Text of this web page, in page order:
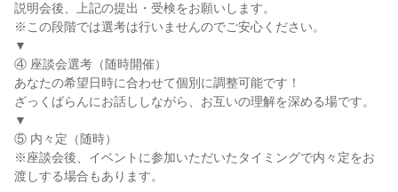
説明会後、上記の提出・受検をお願いします。
※この段階では選考は行いませんのでご安心ください。
▼
④ 座談会選考（随時開催）
あなたの希望日時に合わせて個別に調整可能です！
ざっくばらんにお話ししながら、お互いの理解を深める場です。
▼
⑤ 内々定（随時）
※座談会後、イベントに参加いただいたタイミングで内々定をお
渡しする場合もあります。